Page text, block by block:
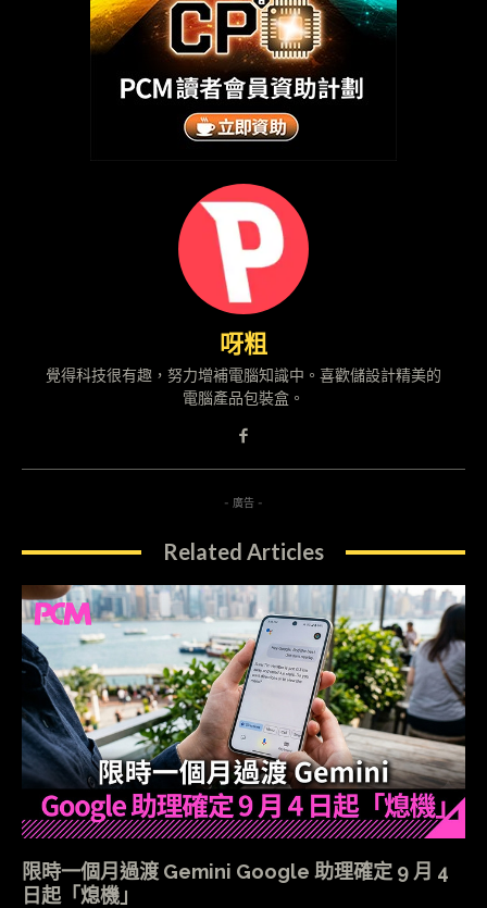
呀粗
覺得科技很有趣，努力增補電腦知識中。喜歡儲設計精美的
電腦產品包裝盒。
- 廣告 -
Related Articles
限時一個月過渡 Gemini Google 助理確定 9 月 4
日起「熄機」